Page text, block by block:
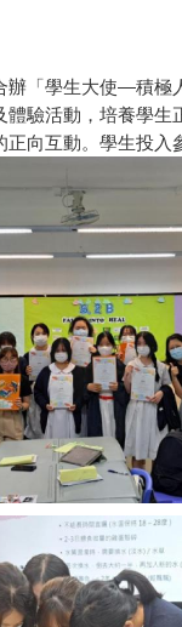
辦「學生大使—積極
體驗活動，培養學生
向互動。學生投入